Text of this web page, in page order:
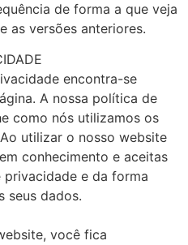
de forma a que veja
as versões anteriores.
encontra-se
A nossa política de
como nós utilizamos os
utilizar o nosso website
conhecimento e aceitas
e da forma
seus dados.
você fica